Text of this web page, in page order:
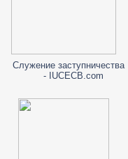
Служение заступничества
- IUCECB.com